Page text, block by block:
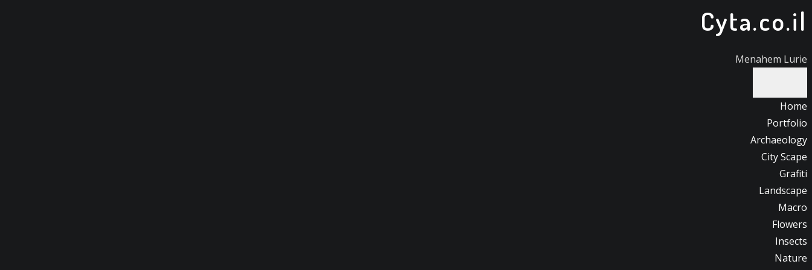
דלג
לתוכן
Cyta.co.il
Menahem Lurie
Home
Portfolio
Archaeology
City Scape
Grafiti
Landscape
Macro
Flowers
Insects
Nature